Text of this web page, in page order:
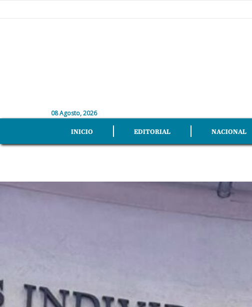
08 Agosto, 2026
INICIO EDITORIAL NACIONAL